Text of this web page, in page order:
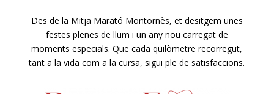
Des de la Mitja Marató Montornès, et desitgem unes
festes plenes de llum i un any nou carregat de
moments especials. Que cada quilòmetre recorregut,
tant a la vida com a la cursa, sigui ple de satisfaccions.